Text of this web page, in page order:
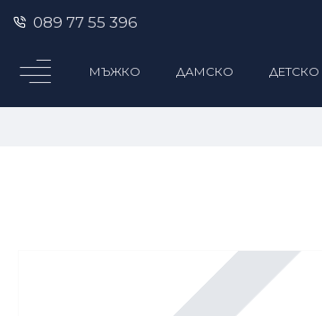
089 77 55 396
МЪЖКО ДАМСКО ДЕТСКО